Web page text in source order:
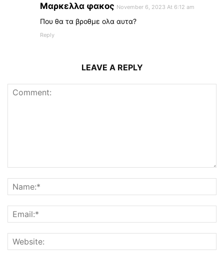
Μαρκελλα φακος November 6, 2023 At 6:12 am
Που θα τα βροθμε ολα αυτα?
Reply
LEAVE A REPLY